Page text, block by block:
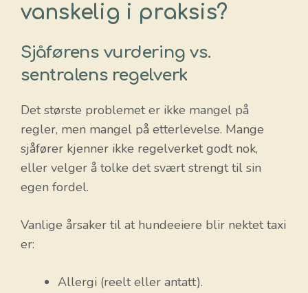
vanskelig i praksis?
Sjåførens vurdering vs.
sentralens regelverk
Det største problemet er ikke mangel på
regler, men mangel på etterlevelse. Mange
sjåfører kjenner ikke regelverket godt nok,
eller velger å tolke det svært strengt til sin
egen fordel.
Vanlige årsaker til at hundeeiere blir nektet taxi
er:
Allergi (reelt eller antatt).